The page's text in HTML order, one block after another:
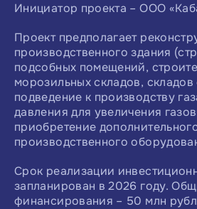
Инициатор проекта – ООО
Проект предполагает
производственного здания
подсобных помещений,
морозильных складов, складов
подведение к производству
давления для увеличения
приобретение
производственного
Срок реализации
запланирован в 2026 году.
финансирования – 50 млн